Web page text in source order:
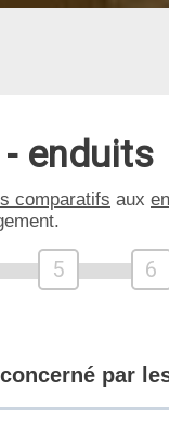
enduits
comparatifs aux
5 6
par